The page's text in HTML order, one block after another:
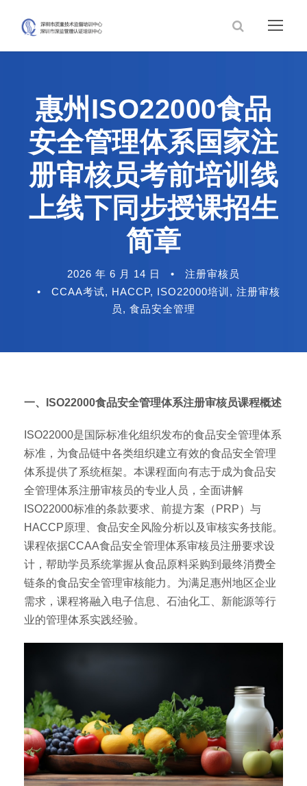
惠州ISO22000食品
安全管理体系国家注
册审核员考前培训线
上线下同步授课招生
简章
2026 年 6 月 14 日 •
注册审核员
•
CCAA考试, HACCP, ISO22000培训 , 注册审核
员, 食品安全管理
一、ISO22000食品安全管理体系注册审核员课程概述
ISO22000是国际标准化组织发布的食品安全管理体系
标准，为食品链中各类组织建立有效的食品安全管理
体系提供了系统框架。本课程面向有志于成为食品安
全管理体系注册审核员的专业人员，全面讲解
ISO22000标准的条款要求、前提方案（PRP）与
HACCP原理、食品安全风险分析以及审核实务技能。
课程依据CCAA食品安全管理体系审核员注册要求设
计，帮助学员系统掌握从食品原料采购到最终消费全
链条的食品安全管理审核能力。为满足惠州地区企业
需求，课程将融入电子信息、石油化工、新能源等行
业的管理体系实践经验。